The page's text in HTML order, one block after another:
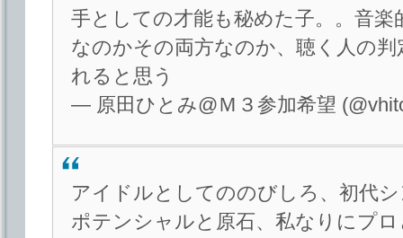
手としての才能も秘めた子。。音
なのかその両方なのか、聴く人の
れると思う
— 原田ひとみ@Ｍ３参加希望
アイドルとしてののびしろ、初代
ポテンシャルと原石、私なりにプ